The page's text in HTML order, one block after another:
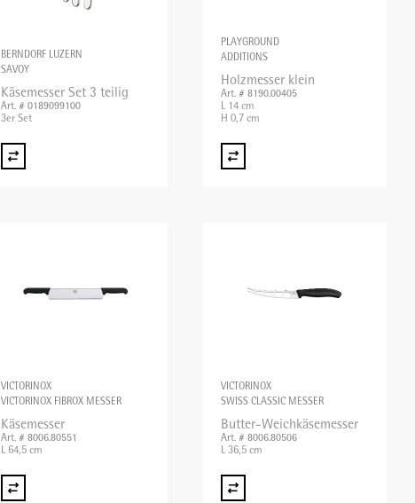
BERNDORF LUZERN
SAVOY
Käsemesser Set 3 teilig
Art. # 0189099100
3er Set
PLAYGROUND
ADDITIONS
Holzmesser klein
Art. # 8190.00405
L 14 cm
H 0,7 cm
VICTORINOX
VICTORINOX FIBROX MESSER
Käsemesser
Art. # 8006.80551
L 64,5 cm
VICTORINOX
SWISS CLASSIC MESSER
Butter-Weichkäsemesser
Art. # 8006.80506
L 36,5 cm